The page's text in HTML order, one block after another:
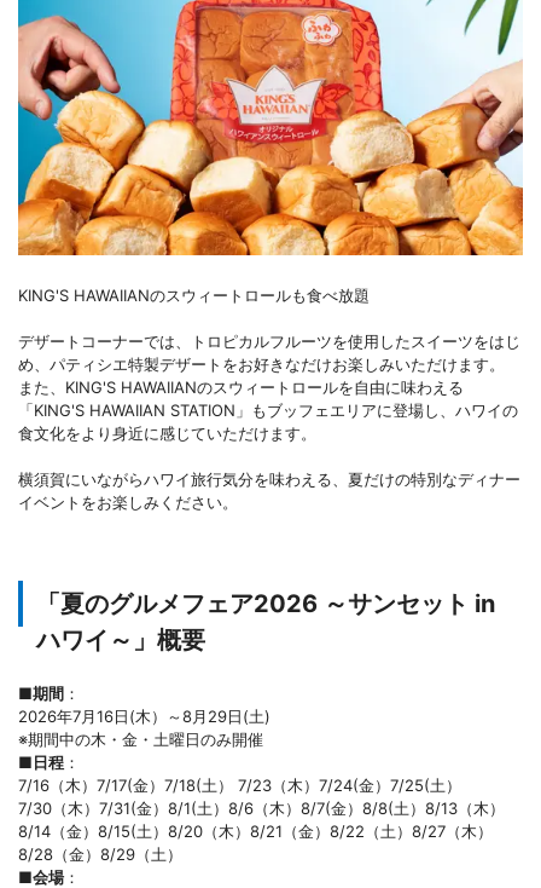
KING'S HAWAIIANのスウィートロールも食べ放題
デザートコーナーでは、トロピカルフルーツを使用したスイーツをはじ
め、パティシエ特製デザートをお好きなだけお楽しみいただけます。
また、KING'S HAWAIIANのスウィートロールを自由に味わえる
「KING'S HAWAIIAN STATION」もブッフェエリアに登場し、ハワイの
食文化をより身近に感じていただけます。
横須賀にいながらハワイ旅行気分を味わえる、夏だけの特別なディナー
イベントをお楽しみください。
「夏のグルメフェア2026 ～サンセット in
ハワイ～」概要
■期間 ：
2026年7月16日(木）～8月29日(土)
※期間中の木・金・土曜日のみ開催
■日程 ：
7/16（木）7/17(金）7/18(土） 7/23（木）7/24(金）7/25(土）
7/30（木）7/31(金）8/1(土）8/6（木）8/7(金）8/8(土）8/13（木）
8/14（金）8/15(土）8/20（木）8/21（金）8/22（土）8/27（木）
8/28（金）8/29（土）
■会場：